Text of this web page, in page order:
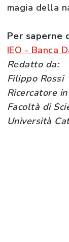
magia della
Per saperne
IEO - Banca
Redatto da:
Filippo Rossi
Ricercatore
Facoltà di
Università